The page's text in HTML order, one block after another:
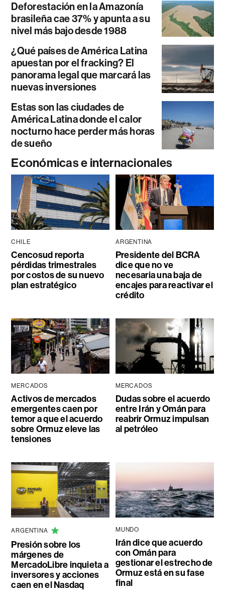
Deforestación en la Amazonía
brasileña cae 37% y apunta a su
nivel más bajo desde 1988
¿Qué países de América Latina
apuestan por el fracking? El
panorama legal que marcará las
nuevas inversiones
Estas son las ciudades de
América Latina donde el calor
nocturno hace perder más horas
de sueño
Económicas e internacionales
CHILE
Cencosud reporta
pérdidas trimestrales
por costos de su nuevo
plan estratégico
ARGENTINA
Presidente del BCRA
dice que no ve
necesaria una baja de
encajes para reactivar el
crédito
MERCADOS
Activos de mercados
emergentes caen por
temor a que el acuerdo
sobre Ormuz eleve las
tensiones
MERCADOS
Dudas sobre el acuerdo
entre Irán y Omán para
reabrir Ormuz impulsan
al petróleo
ARGENTINA
Presión sobre los
márgenes de
MercadoLibre inquieta a
inversores y acciones
caen en el Nasdaq
MUNDO
Irán dice que acuerdo
con Omán para
gestionar el estrecho de
Ormuz está en su fase
final